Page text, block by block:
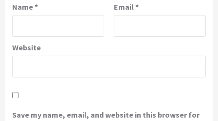
Name* Email*
Website
Save my name, email, and website in this browser for